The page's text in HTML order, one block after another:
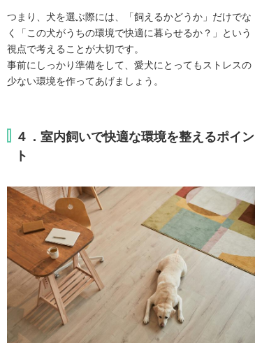
つまり、犬を選ぶ際には、「飼えるかどうか」だけでな
く「この犬がうちの環境で快適に暮らせるか？」という
視点で考えることが大切です。
事前にしっかり準備をして、愛犬にとってもストレスの
少ない環境を作ってあげましょう。
４．室内飼いで快適な環境を整えるポイン
ト